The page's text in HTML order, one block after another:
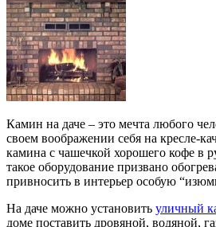
Камин на даче – это мечта любого
своем воображении себя на кресле-
камина с чашечкой хорошего кофе в
такое оборудование призвано
привносить в интерьер особую
На даче можно установить уличный
доме поставить дровяной, водяной,